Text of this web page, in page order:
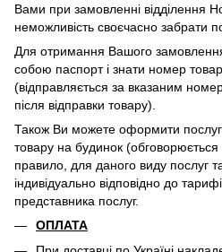
Вами при замовленні відділення
неможливість своєчасно забрати
Для отримання Вашого
собою паспорт і знати номер
(відправляється за вказаним
після відправки товару).
Також Ви можете оформити
товару на будинок
правило, для даного виду послуг
індивідуально відповідно до
представника послуг.
ОПЛАТА